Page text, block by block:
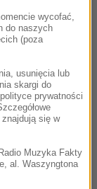
strajk
część
się 6 maja.
szkół
wycofać,
do naszych
(poza
usunięcia lub
skargi do
prywatności
się w
Muzyka Fakty
al. Waszyngtona